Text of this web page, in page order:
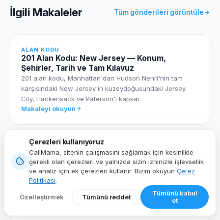
İlgili Makaleler Tüm gönderileri görüntüle
ALAN KODU
201 Alan Kodu: New Jersey — Konum,
Şehirler, Tarih ve Tam Kılavuz
201 alan kodu, Manhattan'dan Hudson Nehri'nin tam
karşısındaki New Jersey'in kuzeydoğusundaki Jersey
City, Hackensack ve Paterson'ı kapsar.
Makaleyi okuyun
978 Alan Kodu: Kuzeydoğu Massachusetts —
Konum, Şehirler, Tarih ve Tam Kılavuz
Kuzeydoğu Massachusetts'in Lowell, Lawrence, Salem
ve Gloucester'ı kapsayan 978 alan kodu - tarih,
demografi ve nasıl numara alınacağı.
Çerezleri kullanıyoruz
CallMama, sitenin çalışmasını sağlamak için kesinlikle
gerekli olan çerezleri ve yalnızca sizin izninizle işlevsellik
ve analiz için ek çerezleri kullanır. Bizim okuyun Çerez
Politikası.
Özelleştirmek Tümünü reddet
Tümünü kabul
et